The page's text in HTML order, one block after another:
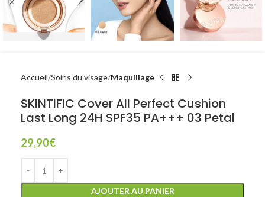
Accueil Soins du visage Maquillage
SKINTIFIC Cover All Perfect Cushion
Last Long 24H SPF35 PA+++ 03 Petal
29,90€
AJOUTER AU PANIER